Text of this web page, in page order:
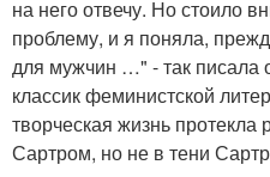
на него отвечу. Но стоило
проблему, и я поняла,
для мужчин …" - так писала
классик феминистской
творческая жизнь
Сартром, но не в тени